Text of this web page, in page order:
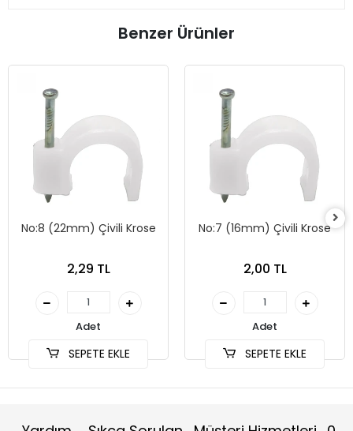
Benzer Ürünler
No:8 (22mm) Çivili Krose
2,29 TL
Adet
SEPETE EKLE
No:7 (16mm) Çivili Krose
2,00 TL
Adet
SEPETE EKLE